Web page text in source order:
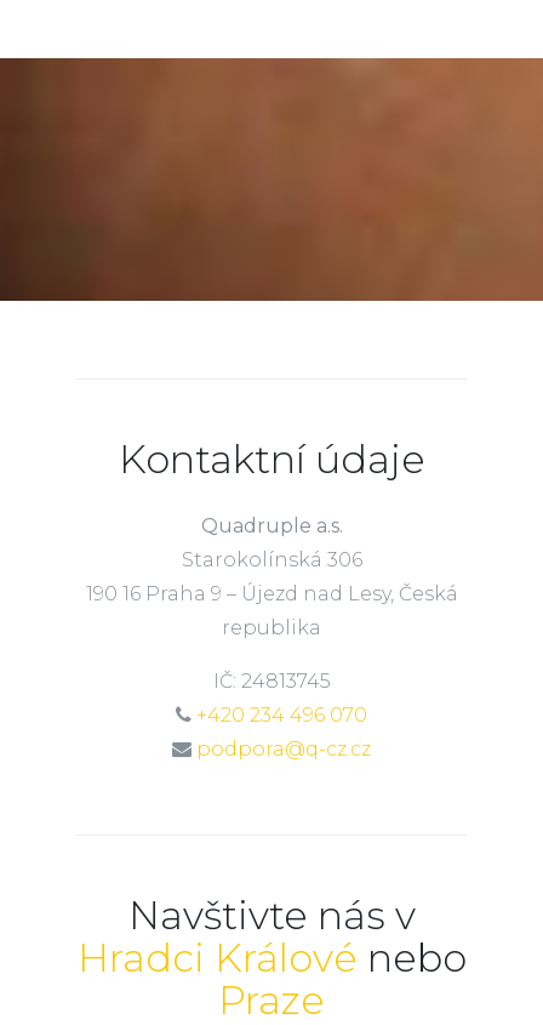
Kontaktní údaje
Quadruple a.s.
Starokolínská 306
190 16 Praha 9 – Újezd nad Lesy, Česká
republika
IČ: 24813745
+420 234 496 070
podpora@q-cz.cz
Navštivte nás v
Hradci Králové nebo
Praze